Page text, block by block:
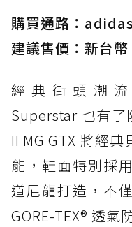
防水鞋推薦 3.
經典 Dunk 輪廓
打折
防水鞋推薦 4.
載 GORE-TEX
防水鞋推薦 5.
人必備山系鞋王
頂
防水鞋推薦 6.
復刻厚底，
購買通路：
建議售價：新台
經典街頭潮流
Superstar 也有
II MG GTX 將經
能，鞋面特別採
道尼龍打造，不
GORE-TEX® 透氣